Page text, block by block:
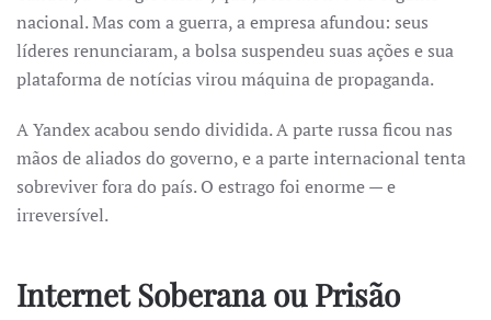
nacional. Mas com a guerra, a empresa afundou: seus
líderes renunciaram, a bolsa suspendeu suas ações e sua
plataforma de notícias virou máquina de propaganda.
A Yandex acabou sendo dividida. A parte russa ficou nas
mãos de aliados do governo, e a parte internacional tenta
sobreviver fora do país. O estrago foi enorme — e
irreversível.
Internet Soberana ou Prisão